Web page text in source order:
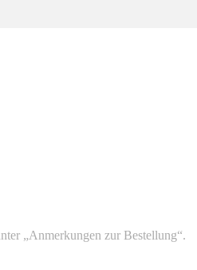
„Anmerkungen zur Bestellung“.